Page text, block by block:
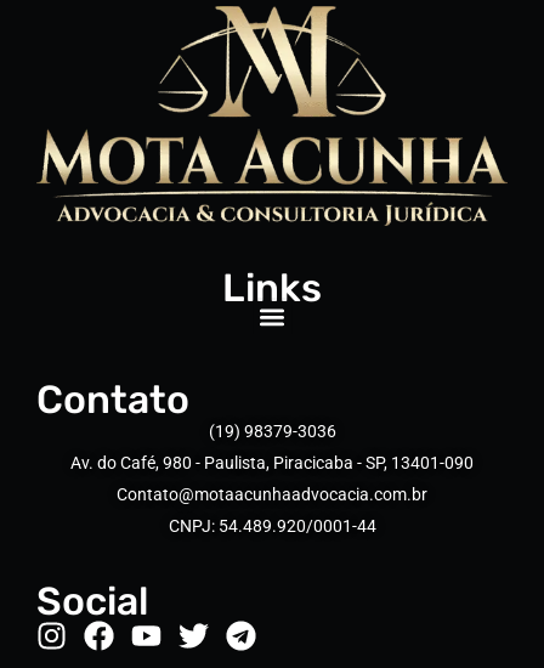
Links
Contato
(19) 98379-3036
Av. do Café, 980 - Paulista, Piracicaba - SP, 13401-090
Contato@motaacunhaadvocacia.com.br
CNPJ: 54.489.920/0001-44
Social